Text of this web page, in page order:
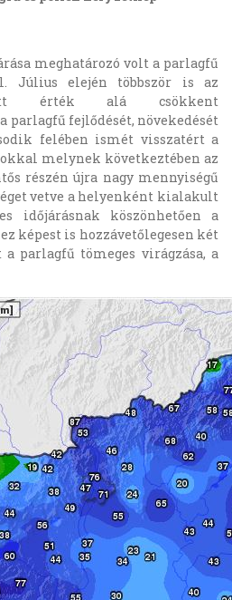
meghatározó volt a parlagfű
Július elején többször is az
érték alá csökkent
parlagfű fejlődését, növekedését
felében ismét visszatért a
melynek következtében az
részén újra nagy mennyiségű
vetve a helyenként kialakult
időjárásnak köszönhetően a
képest is hozzávetőlegesen két
parlagfű tömeges virágzása, a